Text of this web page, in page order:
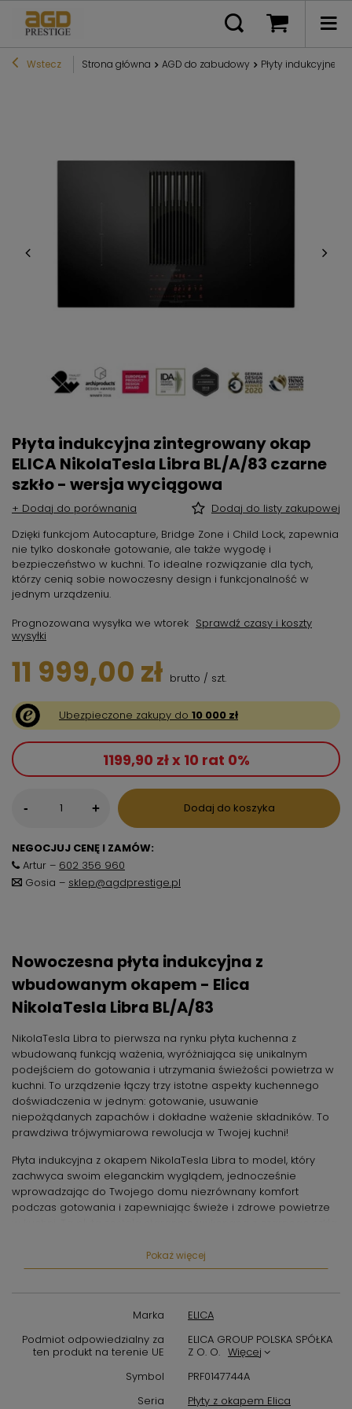
Wstecz Strona główna AGD do zabudowy Płyty indukcyjne
Płyta indukcyjna zintegrowany okap
ELICA NikolaTesla Libra BL/A/83 czarne
szkło - wersja wyciągowa
+ Dodaj do porównania
Dodaj do listy zakupowej
Dzięki funkcjom Autocapture, Bridge Zone i Child Lock, zapewnia
nie tylko doskonałe gotowanie, ale także wygodę i
bezpieczeństwo w kuchni. To idealne rozwiązanie dla tych,
którzy cenią sobie nowoczesny design i funkcjonalność w
jednym urządzeniu.
Prognozowana wysyłka we wtorek Sprawdź czasy i koszty
wysyłki
11 999,00 zł brutto / szt.
Ubezpieczone zakupy do 10 000 zł
1199,90 zł x 10 rat 0%
- + Dodaj do koszyka
NEGOCJUJ CENĘ I ZAMÓW:
Artur – 602 356 960
Gosia – sklep@agdprestige.pl
Nowoczesna płyta indukcyjna z
wbudowanym okapem - Elica
NikolaTesla Libra BL/A/83
NikolaTesla Libra to pierwsza na rynku płyta kuchenna z
wbudowaną funkcją ważenia, wyróżniająca się unikalnym
podejściem do gotowania i utrzymania świeżości powietrza w
kuchni. To urządzenie łączy trzy istotne aspekty kuchennego
doświadczenia w jednym: gotowanie, usuwanie
niepożądanych zapachów i dokładne ważenie składników. To
prawdziwa trójwymiarowa rewolucja w Twojej kuchni!
Płyta indukcyjna z okapem NikolaTesla Libra to model, który
zachwyca swoim eleganckim wyglądem, jednocześnie
wprowadzając do Twojego domu niezrównany komfort
podczas gotowania i zapewniając świeże i zdrowe powietrze
trwałość. Dzięki swojej wysokiej wydajności, idealnie sprawdza
się w kuchniach o średniej wielkości.
NikolaTesla Libra działa w trybie wyciągu i musi być
podłączona do wentylacji. Jest wyposażona w pięć poziomów
dostosowanie mocy ssania do rodzaju gotowanych potraw.
Dla użytkownika czynności konserwacyjne przebiegają szybko i
wygodnie, ponieważ filtry przeciwtłuszczowe i węglowe można
Pokaż więcej
Marka
ELICA
Podmiot odpowiedzialny za
ten produkt na terenie UE
ELICA GROUP POLSKA SPÓŁKA
Z O. O. Więcej
Symbol
PRF0147744A
Seria
Płyty z okapem Elica